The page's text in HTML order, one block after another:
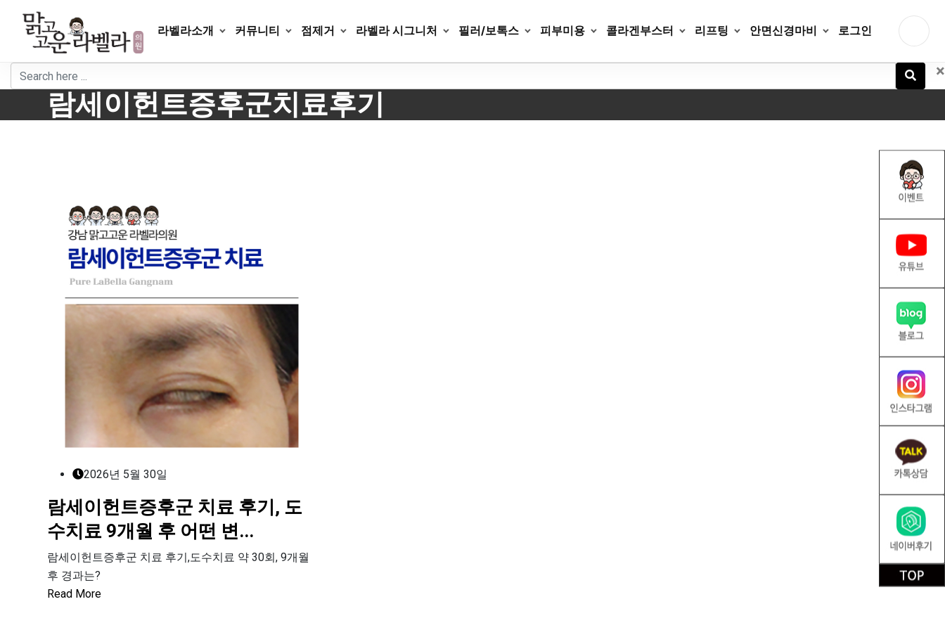
content
라벨라소개 커뮤니티 점제거 라벨라 시그니처 필러/보톡스 피부미용 콜라겐부스터 리프팅 안면신경마비 로그인
×
람세이헌트증후군치료후기
2026년 5월 30일
람세이헌트증후군 치료 후기, 도
수치료 9개월 후 어떤 변...
람세이헌트증후군 치료 후기,도수치료 약 30회, 9개월
후 경과는?
Read More